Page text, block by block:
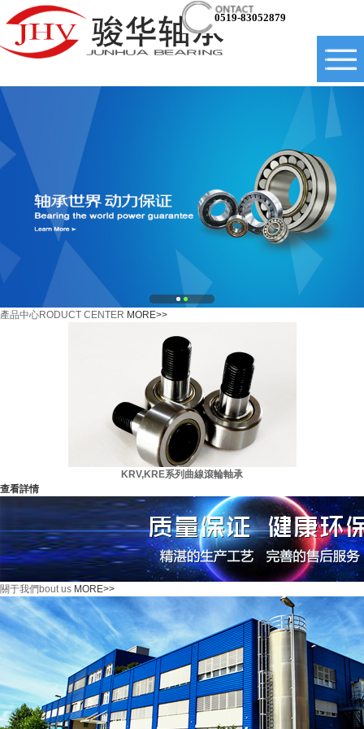
0519-83052879
產品中心RODUCT CENTER MORE>>
KRV,KRE系列曲線滾輪軸承
查看詳情
關于我們bout us MORE>>